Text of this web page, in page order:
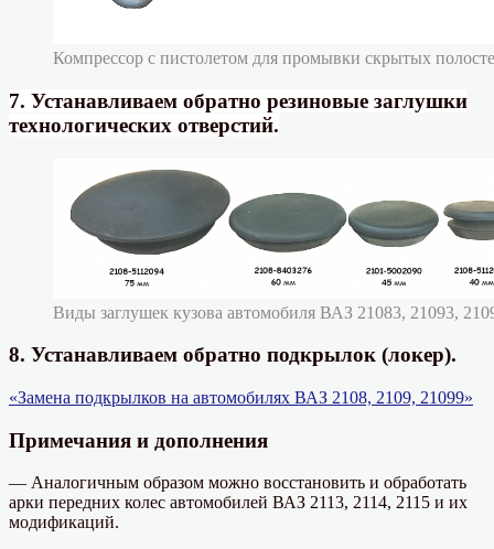
Компрессор с пистолетом для промывки скрытых
7. Устанавливаем обратно резиновые заглушки
технологических отверстий.
Виды заглушек кузова автомобиля ВАЗ 21083, 21093,
8. Устанавливаем обратно подкрылок (локер).
«Замена подкрылков на автомобилях ВАЗ 2108, 2109, 21099»
Примечания и дополнения
— Аналогичным образом можно восстановить и обработать
арки передних колес автомобилей ВАЗ 2113, 2114, 2115 и их
модификаций.